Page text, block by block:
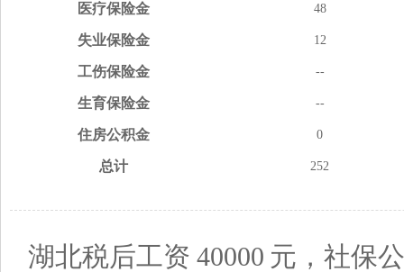
医疗保险金 48
失业保险金 12
工伤保险金 --
生育保险金 --
住房公积金 0
总计 252
湖北税后工资 40000 元，社保